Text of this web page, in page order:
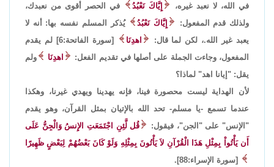
في الله، لا نعبد غيره،
إِيَّاكَ نَعْبُدُ
في الحصر أقوى من نعبدك،
ولذلك قدم المفعول:
إِيَّاكَ نَعْبُدُ
يُذكر المسلم نفسه بها: أنه لا
يعبد غير الله.، لكن لما قال:
اهدِنَا
[سورة الفاتحة:6] لم يقدم
المفعول، وجاءت الجملة على أصلها في تقديم الفعل:
اهدِنَا
ولم
يقل: "إيانا اهد" لماذا؟
لأن الهداية ليست محصورة فينا، فإنه يهدينا ويهدي غيرنا، وهكذا
عندما تسمع -يا مسلم- تحد الله بالإتيان بمثل القرآن، وهو يقدم
"الإنس" على "الجن"، فيقول:
قُل لَّئِنِ اجْتَمَعَتِ الإِنسُ وَالْجِنُّ عَلَى
أَن يَأْتُواْ بِمِثْلِ هَذَا الْقُرْآنِ لاَ يَأْتُونَ بِمِثْلِهِ وَلَوْ كَانَ بَعْضُهُمْ لِبَعْضٍ ظَهِيرًا
[سورة الإسراء:88].